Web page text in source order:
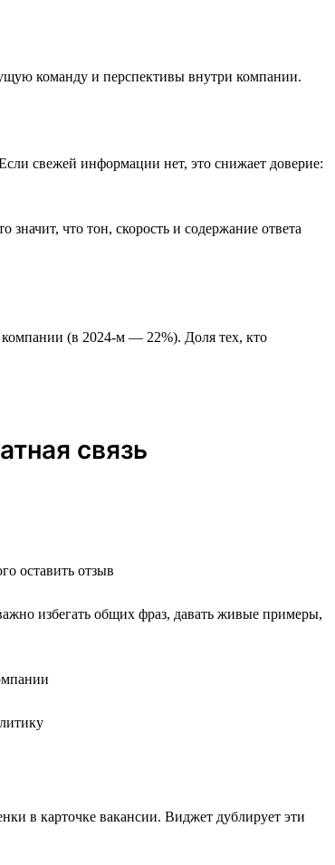
команду и перспективы внутри компании.
свежей информации нет, это снижает доверие:
что тон, скорость и содержание ответа
компании (в 2024-м — 22%). Доля тех, кто
связь
оставить отзыв
избегать общих фраз, давать живые примеры,
в карточке вакансии. Виджет дублирует эти